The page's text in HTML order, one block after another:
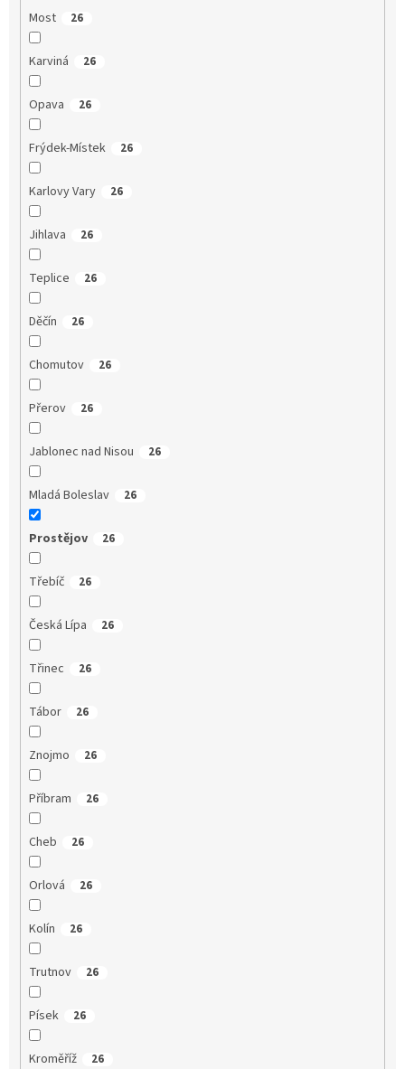
Most 26
Karviná 26
Opava 26
Frýdek-Místek 26
Karlovy Vary 26
Jihlava 26
Teplice 26
Děčín 26
Chomutov 26
Přerov 26
Jablonec nad Nisou 26
Mladá Boleslav 26
Prostějov 26
Třebíč 26
Česká Lípa 26
Třinec 26
Tábor 26
Znojmo 26
Příbram 26
Cheb 26
Orlová 26
Kolín 26
Trutnov 26
Písek 26
Kroměříž 26